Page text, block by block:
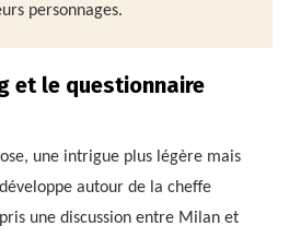
personnages.
et le questionnaire
une intrigue plus légère mais
autour de la cheffe
une discussion entre Milan et